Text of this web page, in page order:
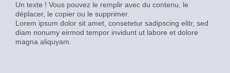
Un texte ! Vous pouvez le remplir avec du contenu, le
déplacer, le copier ou le supprimer.
Lorem ipsum dolor sit amet, consetetur sadipscing elitr, sed
diam nonumy eirmod tempor invidunt ut labore et dolore
magna aliquyam.